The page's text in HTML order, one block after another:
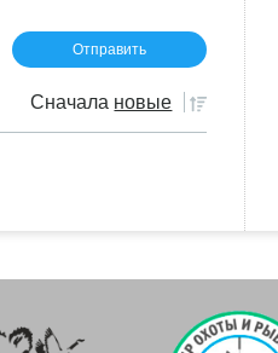
Сначала новые